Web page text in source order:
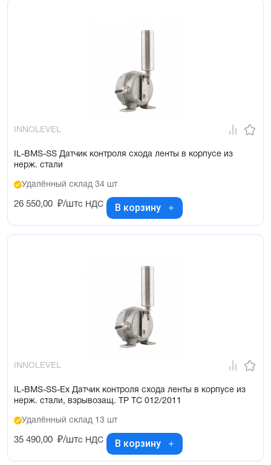
INNOLEVEL
IL-BMS-SS Датчик контроля схода ленты в корпусе из
нерж. стали
Удалённый склад 34 шт
26 550,00 ₽/штс НДС В корзину
INNOLEVEL
IL-BMS-SS-Ex Датчик контроля схода ленты в корпусе из
нерж. стали, взрывозащ. ТР ТС 012/2011
Удалённый склад 13 шт
35 490,00 ₽/штс НДС В корзину